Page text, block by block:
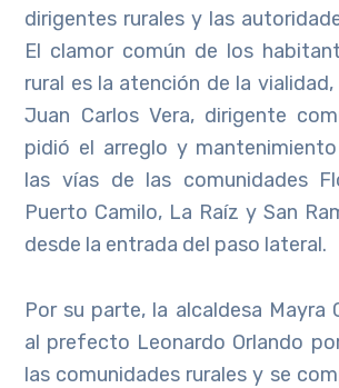
dirigentes rurales y las
El clamor común de los
rural es la atención de la
Juan Carlos Vera, dirigente
pidió el arreglo y
las vías de las comunidades
Puerto Camilo, La Raíz y San
desde la entrada del paso lateral.
Por su parte, la alcaldesa Mayra
al prefecto Leonardo Orlando
las comunidades rurales y se